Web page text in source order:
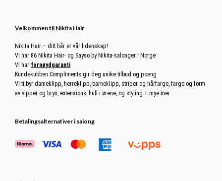
Footer
Velkommen til Nikita Hair
Nikita Hair – ditt hår er vår lidenskap!
Vi har 86 Nikita Hair- og Sayso by Nikita-salonger i Norge
Vi har fornøydgaranti
Kundekubben Compliments gir deg unike tilbud og poeng
Vi tilbyr dameklipp, herreklipp, barneklipp, striper og hårfarge, farge og form
av vipper og bryn, extensions, hull i ørene, og styling + mye mer
Betalingsalternativer i salong